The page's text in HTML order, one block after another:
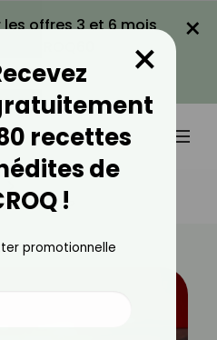
les offres 3 et 6 mois
PROMO
×
Ventre ?
recettes
de
!
×
promotionnelle